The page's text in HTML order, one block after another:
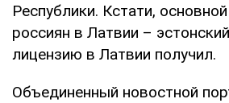
Республики. Кстати,
россиян в Латвии –
лицензию в Латвии получил.
Объединенный новостной